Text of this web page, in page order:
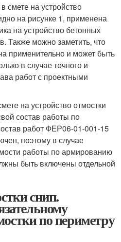
смете на устройство
на рисунке 1, применена
на устройство бетонных
Также можно заметить, что
применительно и может быть
в случае точного и
работ с проектными
на устройство отмостки
состав работы по
работ ФЕР06-01-001-15
поэтому в случае
работы по армированию
быть включены отдельной
снип.
по периметру